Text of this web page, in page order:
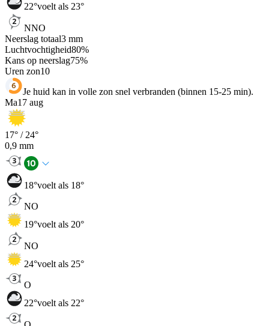
22°voelt als 23°
NNO
Neerslag totaal3 mm
Luchtvochtigheid80%
Kans op neerslag75%
Uren zon10
Je huid kan in volle zon snel verbranden (binnen 15-25 min).
Ma17 aug
17° / 24°
0,9 mm
18°voelt als 18°
NO
19°voelt als 20°
NO
24°voelt als 25°
O
22°voelt als 22°